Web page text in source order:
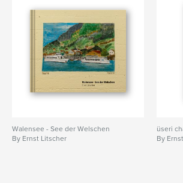
Walensee - See der Welschen
By Ernst Litscher
üseri
By